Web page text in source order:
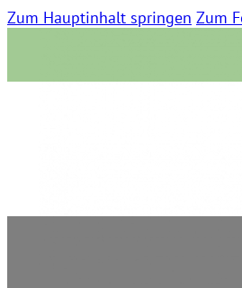
Zum Hauptinhalt springen Zum
Rede zum